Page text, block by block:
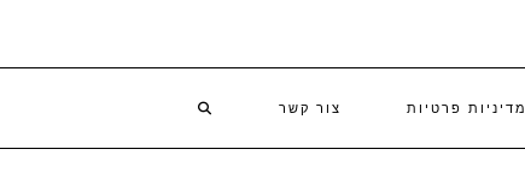
מדיניות פרטיות צור קשר